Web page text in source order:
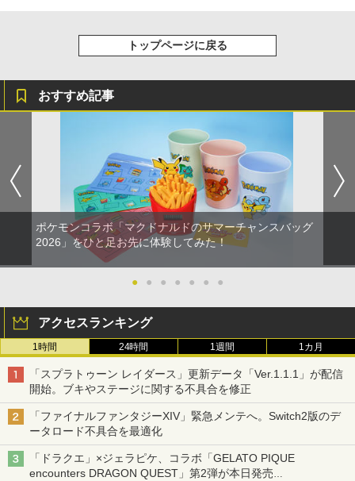
トップページに戻る
おすすめ記事
ポケモンコラボ「マクドナルドのサマーチャンスバッグ
2026」をひと足お先に体験してみた！
● ● ● ● ● ● ●
アクセスランキング
1時間 24時間 1週間 1カ月
「スプラトゥーン レイダース」更新データ「Ver.1.1.1」が配信
開始。ブキやステージに関する不具合を修正
「ファイナルファンタジーXIV」緊急メンテへ。Switch2版のデ
ータロード不具合を最適化
「ドラクエ」×ジェラピケ、コラボ「GELATO PIQUE
encounters DRAGON QUEST」第2弾が本日発売